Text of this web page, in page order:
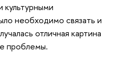
культурными
необходимо связать и
отличная картина
проблемы.